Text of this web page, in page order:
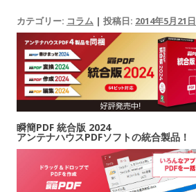
カテゴリー: コラム | 投稿日: 2014年5月21日
瞬簡PDF 統合版 2024
アンテナハウスPDFソフトの統合製品！